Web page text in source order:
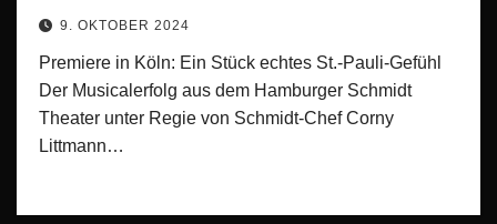
9. OKTOBER 2024
Premiere in Köln: Ein Stück echtes St.-Pauli-Gefühl
Der Musicalerfolg aus dem Hamburger Schmidt
Theater unter Regie von Schmidt-Chef Corny
Littmann…